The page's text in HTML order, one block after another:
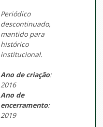
Periódico
descontinuado,
mantido para
histórico
institucional.
Ano de criação:
2016
Ano de
encerramento:
2019